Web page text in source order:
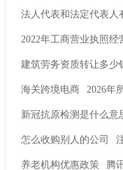
法人代表和法定代表人
2022年工商营业执照经
建筑劳务资质转让多少
海关跨境电商 2026年
新冠抗原检测是什么意
怎么收购别人的公司
养老机构优惠政策 腾